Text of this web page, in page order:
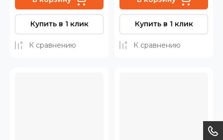
Купить в 1 клик
К сравнению
Купить в 1 клик
К сравнению